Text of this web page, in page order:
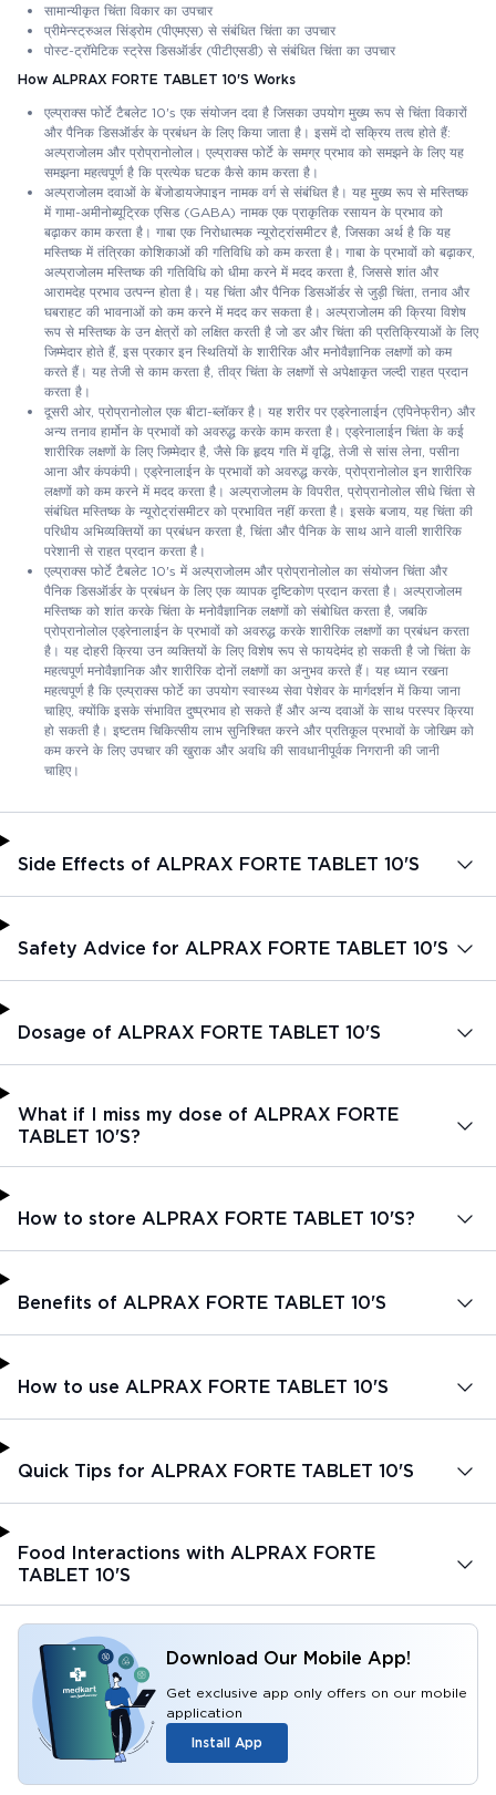
सामान्यीकृत चिंता विकार का उपचार
प्रीमेन्स्ट्रुअल सिंड्रोम (पीएमएस) से संबंधित चिंता का उपचार
पोस्ट-ट्रॉमेटिक स्ट्रेस डिसऑर्डर (पीटीएसडी) से संबंधित चिंता का उपचार
How ALPRAX FORTE TABLET 10'S Works
एल्प्राक्स फोर्टे टैबलेट 10's एक संयोजन दवा है जिसका उपयोग मुख्य रूप से चिंता विकारों
और पैनिक डिसऑर्डर के प्रबंधन के लिए किया जाता है। इसमें दो सक्रिय तत्व होते हैं:
अल्प्राजोलम और प्रोप्रानोलोल। एल्प्राक्स फोर्टे के समग्र प्रभाव को समझने के लिए यह
समझना महत्वपूर्ण है कि प्रत्येक घटक कैसे काम करता है।
अल्प्राजोलम दवाओं के बेंजोडायजेपाइन नामक वर्ग से संबंधित है। यह मुख्य रूप से मस्तिष्क
में गामा-अमीनोब्यूट्रिक एसिड (GABA) नामक एक प्राकृतिक रसायन के प्रभाव को
बढ़ाकर काम करता है। गाबा एक निरोधात्मक न्यूरोट्रांसमीटर है, जिसका अर्थ है कि यह
मस्तिष्क में तंत्रिका कोशिकाओं की गतिविधि को कम करता है। गाबा के प्रभावों को बढ़ाकर,
अल्प्राजोलम मस्तिष्क की गतिविधि को धीमा करने में मदद करता है, जिससे शांत और
आरामदेह प्रभाव उत्पन्न होता है। यह चिंता और पैनिक डिसऑर्डर से जुड़ी चिंता, तनाव और
घबराहट की भावनाओं को कम करने में मदद कर सकता है। अल्प्राजोलम की क्रिया विशेष
रूप से मस्तिष्क के उन क्षेत्रों को लक्षित करती है जो डर और चिंता की प्रतिक्रियाओं के लिए
जिम्मेदार होते हैं, इस प्रकार इन स्थितियों के शारीरिक और मनोवैज्ञानिक लक्षणों को कम
करते हैं। यह तेजी से काम करता है, तीव्र चिंता के लक्षणों से अपेक्षाकृत जल्दी राहत प्रदान
करता है।
दूसरी ओर, प्रोप्रानोलोल एक बीटा-ब्लॉकर है। यह शरीर पर एड्रेनालाईन (एपिनेफ्रीन) और
अन्य तनाव हार्मोन के प्रभावों को अवरुद्ध करके काम करता है। एड्रेनालाईन चिंता के कई
शारीरिक लक्षणों के लिए जिम्मेदार है, जैसे कि हृदय गति में वृद्धि, तेजी से सांस लेना, पसीना
आना और कंपकंपी। एड्रेनालाईन के प्रभावों को अवरुद्ध करके, प्रोप्रानोलोल इन शारीरिक
लक्षणों को कम करने में मदद करता है। अल्प्राजोलम के विपरीत, प्रोप्रानोलोल सीधे चिंता से
संबंधित मस्तिष्क के न्यूरोट्रांसमीटर को प्रभावित नहीं करता है। इसके बजाय, यह चिंता की
परिधीय अभिव्यक्तियों का प्रबंधन करता है, चिंता और पैनिक के साथ आने वाली शारीरिक
परेशानी से राहत प्रदान करता है।
एल्प्राक्स फोर्टे टैबलेट 10's में अल्प्राजोलम और प्रोप्रानोलोल का संयोजन चिंता और
पैनिक डिसऑर्डर के प्रबंधन के लिए एक व्यापक दृष्टिकोण प्रदान करता है। अल्प्राजोलम
मस्तिष्क को शांत करके चिंता के मनोवैज्ञानिक लक्षणों को संबोधित करता है, जबकि
प्रोप्रानोलोल एड्रेनालाईन के प्रभावों को अवरुद्ध करके शारीरिक लक्षणों का प्रबंधन करता
है। यह दोहरी क्रिया उन व्यक्तियों के लिए विशेष रूप से फायदेमंद हो सकती है जो चिंता के
महत्वपूर्ण मनोवैज्ञानिक और शारीरिक दोनों लक्षणों का अनुभव करते हैं। यह ध्यान रखना
महत्वपूर्ण है कि एल्प्राक्स फोर्टे का उपयोग स्वास्थ्य सेवा पेशेवर के मार्गदर्शन में किया जाना
चाहिए, क्योंकि इसके संभावित दुष्प्रभाव हो सकते हैं और अन्य दवाओं के साथ परस्पर क्रिया
हो सकती है। इष्टतम चिकित्सीय लाभ सुनिश्चित करने और प्रतिकूल प्रभावों के जोखिम को
कम करने के लिए उपचार की खुराक और अवधि की सावधानीपूर्वक निगरानी की जानी
चाहिए।
Side Effects of ALPRAX FORTE TABLET 10'S
Safety Advice for ALPRAX FORTE TABLET 10'S
Dosage of ALPRAX FORTE TABLET 10'S
What if I miss my dose of ALPRAX FORTE
TABLET 10'S?
How to store ALPRAX FORTE TABLET 10'S?
Benefits of ALPRAX FORTE TABLET 10'S
How to use ALPRAX FORTE TABLET 10'S
Quick Tips for ALPRAX FORTE TABLET 10'S
Food Interactions with ALPRAX FORTE
TABLET 10'S
Download Our Mobile App!
Get exclusive app only offers on our mobile
application
Install App